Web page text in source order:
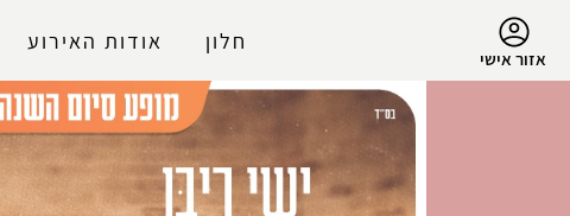
אזור אישי
חלון אודות האירוע